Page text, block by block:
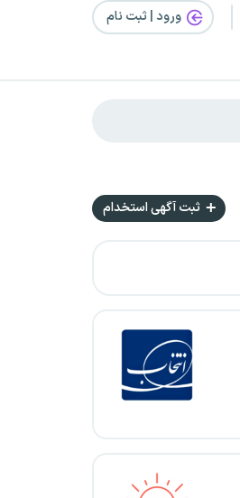
ورود | ثبت‌ نام
ثبت آگهی استخدام